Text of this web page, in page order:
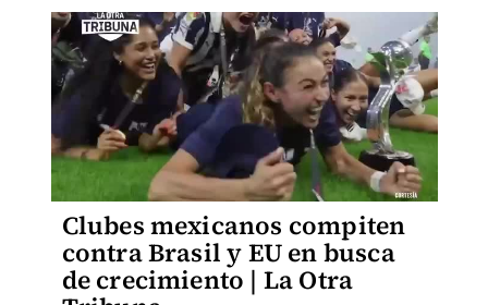
Clubes mexicanos compiten
contra Brasil y EU en busca
de crecimiento | La Otra